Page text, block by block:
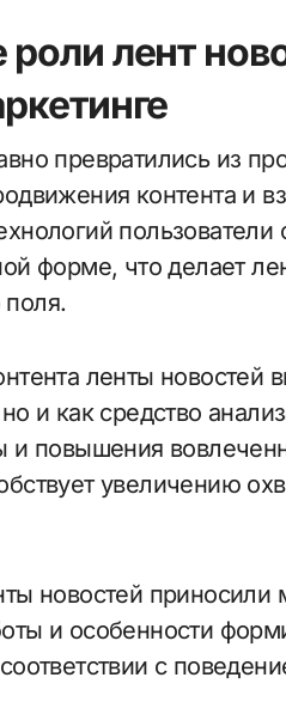
лент
контента и
форме, что делает
ленты новостей
и как средство
и повышения
увеличению
новостей
и особенности
с